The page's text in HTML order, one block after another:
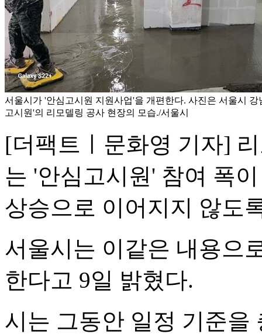
서울시가 '안심고시원 지원사업'을 개편한다. 사진은 서울시
고시원'의 리모델링 공사 현장의 모습./서울시
[더팩트ㅣ문화영 기자]
는 '안심고시원' 참여 폭
상승으로 이어지지 않도
서울시는 이같은 내용으
한다고 9일 밝혔다.
시는 그동안 일정 기준을